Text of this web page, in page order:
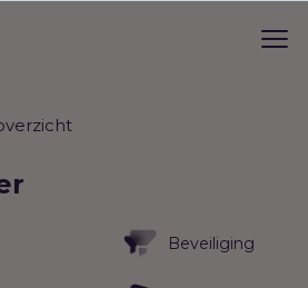
Beveiliging